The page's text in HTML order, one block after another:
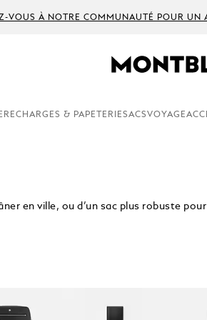
VOUS À NOTRE COMMUNAUTÉ POUR UN
RECHARGES & PAPETERIESACSVOYAGE
en ville, ou d’un sac plus robuste